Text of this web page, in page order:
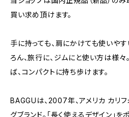
買い求め頂けます。
手に持っても、肩にかけても使いや
ろん、旅行に、ジムにと使い方は様
ば、コンパクトに持ち歩けます。
BAGGUは、2007年、アメリカ カリ
グブランド。「長く使えるデザイン」